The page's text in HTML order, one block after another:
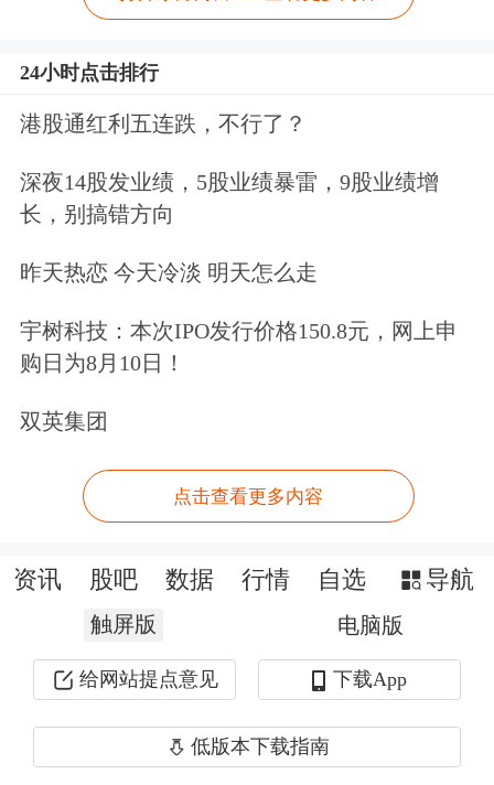
24小时点击排行
港股通红利五连跌，不行了？
深夜14股发业绩，5股业绩暴雷，9股业绩增
长，别搞错方向
昨天热恋 今天冷淡 明天怎么走
宇树科技：本次IPO发行价格150.8元，网上申
购日为8月10日！
双英集团
点击查看更多内容
资讯 股吧 数据 行情 自选 导航
触屏版 电脑版
给网站提点意见 下载App
低版本下载指南